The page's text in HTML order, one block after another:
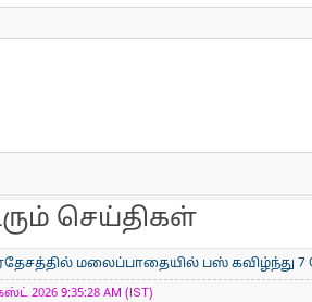
செய்திகள்
மலைப்பாதையில் பஸ் கவிழ்ந்து 7
2026 9:35:28 AM (IST)